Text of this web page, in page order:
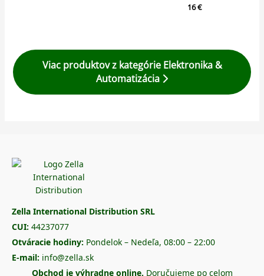
16€
Viac produktov z kategórie Elektronika &
Automatizácia
Zella International Distribution SRL
CUI: 44237077
Otváracie hodiny: Pondelok – Nedeľa, 08:00 – 22:00
E-mail: info@zella.sk
Obchod je výhradne online. Doručujeme po celom